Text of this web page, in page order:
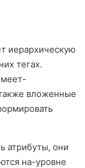
иерархическую
тегах.
вложенные
атрибуты, они
на-уровне